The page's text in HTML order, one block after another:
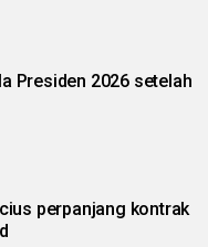
Presiden 2026 setelah